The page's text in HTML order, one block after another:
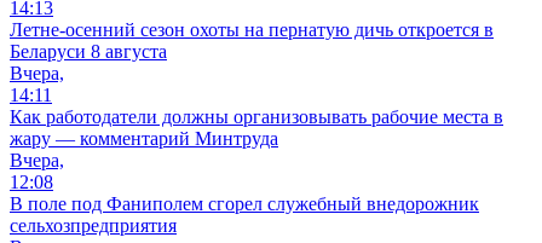
14:13
Летне-осенний сезон охоты на пернатую дичь откроется в
Беларуси 8 августа
Вчера,
14:11
Как работодатели должны организовывать рабочие места в
жару — комментарий Минтруда
Вчера,
12:08
В поле под Фаниполем сгорел служебный внедорожник
сельхозпредприятия